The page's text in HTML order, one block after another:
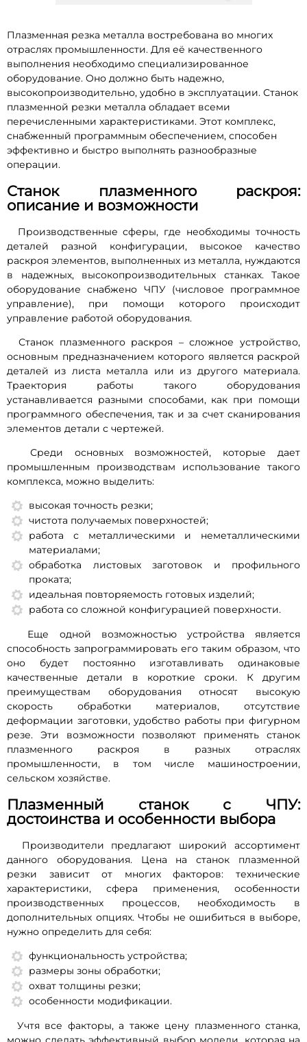
Плазменная резка металла востребована во многих
отраслях промышленности. Для её качественного
выполнения необходимо специализированное
оборудование. Оно должно быть надежно,
высокопроизводительно, удобно в эксплуатации. Станок
плазменной резки металла обладает всеми
перечисленными характеристиками. Этот комплекс,
снабженный программным обеспечением, способен
эффективно и быстро выполнять разнообразные
операции.
Станок плазменного раскроя:
описание и возможности
Производственные сферы, где необходимы точность
деталей разной конфигурации, высокое качество
раскроя элементов, выполненных из металла, нуждаются
в надежных, высокопроизводительных станках. Такое
оборудование снабжено ЧПУ (числовое программное
управление), при помощи которого происходит
управление работой оборудования.
Станок плазменного раскроя – сложное устройство,
основным предназначением которого является раскрой
деталей из листа металла или из другого материала.
Траектория работы такого оборудования
устанавливается разными способами, как при помощи
программного обеспечения, так и за счет сканирования
элементов детали с чертежей.
Среди основных возможностей, которые дает
промышленным производствам использование такого
комплекса, можно выделить:
высокая точность резки;
чистота получаемых поверхностей;
работа с металлическими и неметаллическими
материалами;
обработка листовых заготовок и профильного
проката;
идеальная повторяемость готовых изделий;
работа со сложной конфигурацией поверхности.
Еще одной возможностью устройства является
способность запрограммировать его таким образом, что
оно будет постоянно изготавливать одинаковые
качественные детали в короткие сроки. К другим
преимуществам оборудования относят высокую
скорость обработки материалов, отсутствие
деформации заготовки, удобство работы при фигурном
резе. Эти возможности позволяют применять станок
плазменного раскроя в разных отраслях
промышленности, в том числе машиностроении,
сельском хозяйстве.
Плазменный станок с ЧПУ:
достоинства и особенности выбора
Производители предлагают широкий ассортимент
данного оборудования. Цена на станок плазменной
резки зависит от многих факторов: технические
характеристики, сфера применения, особенности
производственных процессов, необходимость в
дополнительных опциях. Чтобы не ошибиться в выборе,
нужно определить для себя:
функциональность устройства;
размеры зоны обработки;
охват толщины резки;
особенности модификации.
Учтя все факторы, а также цену плазменного станка,